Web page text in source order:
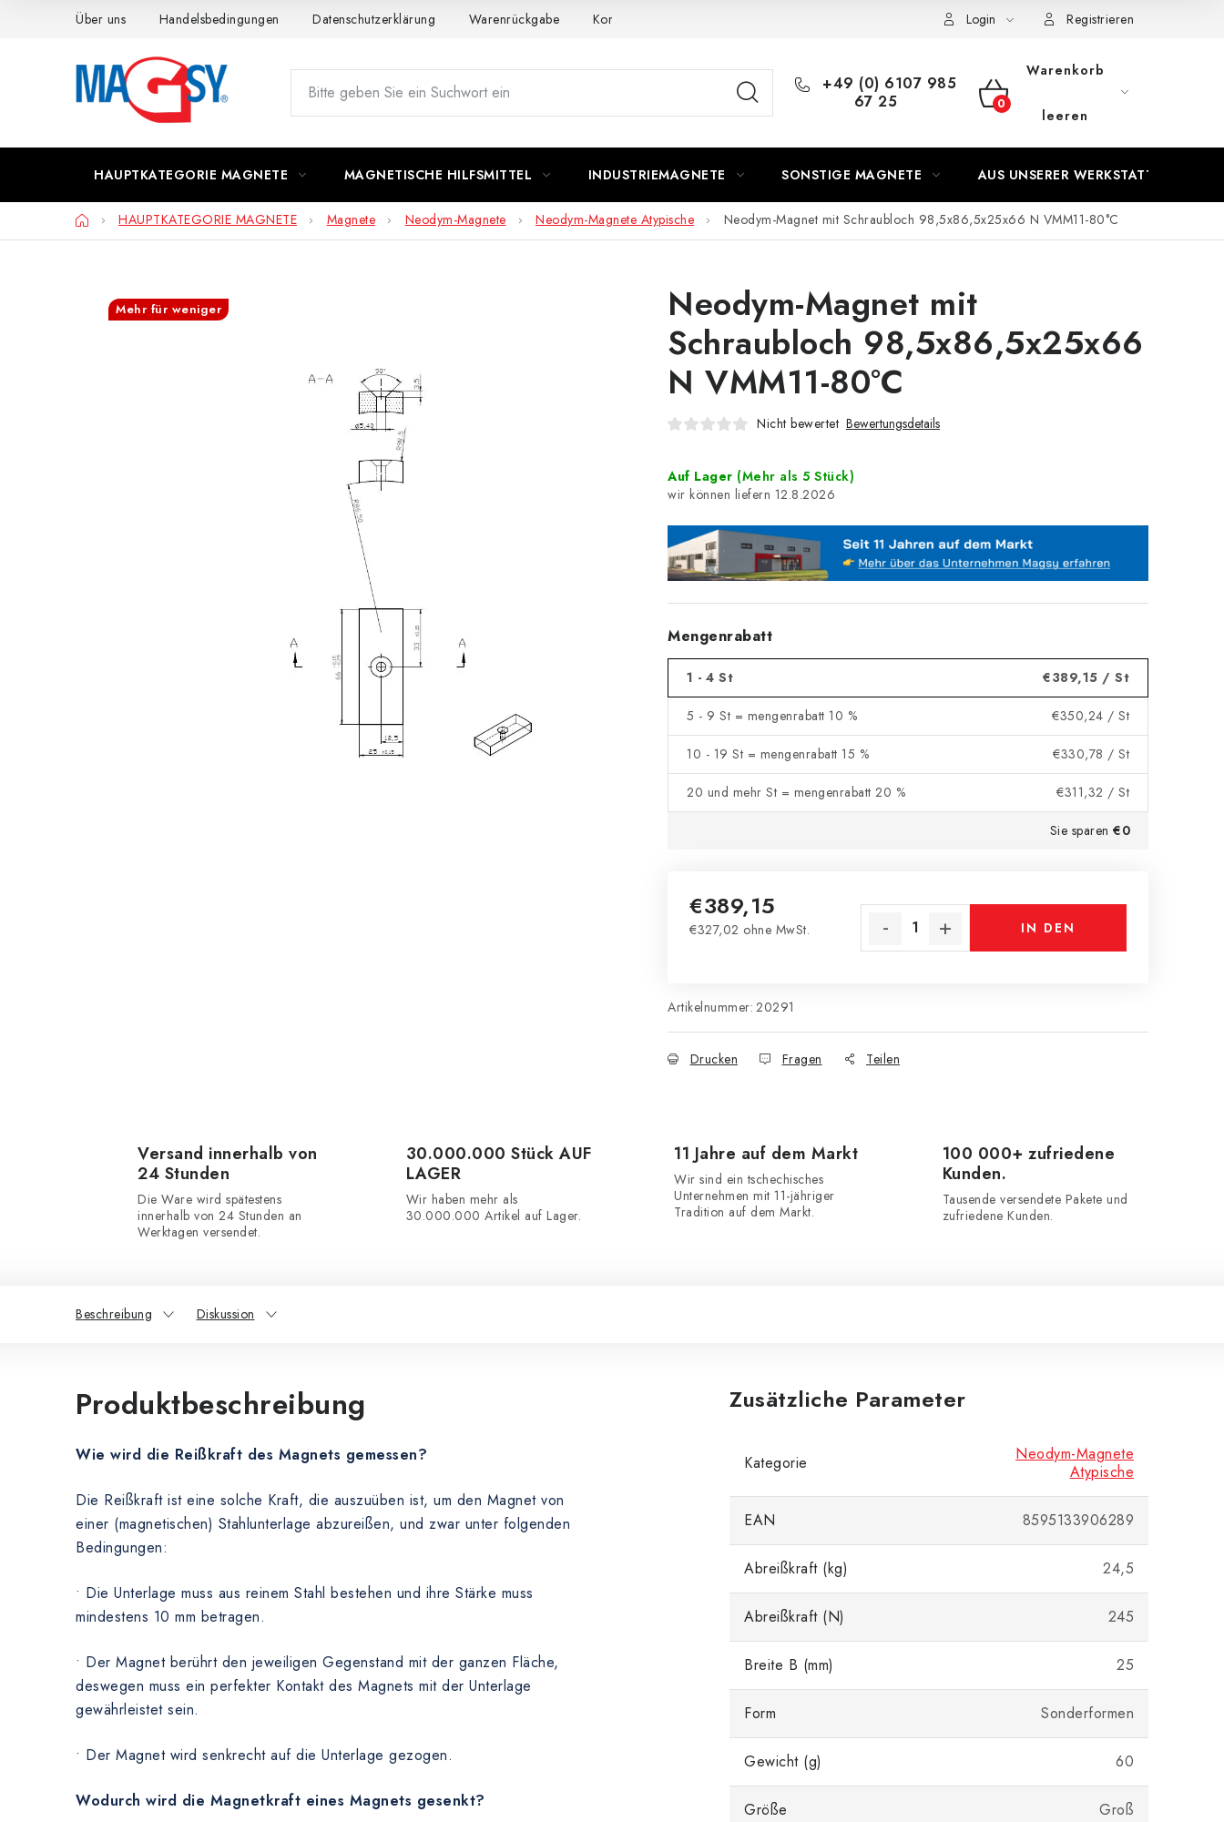
Über uns Handelsbedingungen Datenschutzerklärung Warenrückgabe Kontakte - Impressum Login Registrieren
+49 (0) 6107 985
67 25
WARENKORB
Warenkorb
leeren
HAUPTKATEGORIE MAGNETE MAGNETISCHE HILFSMITTEL INDUSTRIEMAGNETE SONSTIGE MAGNETE AUS UNSERER WERKSTATT
StartseiteHAUPTKATEGORIE MAGNETE Magnete Neodym-Magnete Neodym-Magnete Atypische Neodym-Magnet mit Schraubloch 98,5x86,5x25x66 N VMM11-80°C
Neodym-Magnet mit
Schraubloch 98,5x86,5x25x66
N VMM11-80°C
Nicht bewertet Bewertungsdetails
Auf Lager (Mehr als 5 Stück)
12.8.2026
Mengenrabatt
1 - 4 St €389,15 / St
5 - 9 St = mengenrabatt 10 % €350,24 / St
10 - 19 St = mengenrabatt 15 % €330,78 / St
20 und mehr St = mengenrabatt 20 % €311,32 / St
Sie sparen €0
€389,15
€327,02 ohne MwSt. IN DEN
Artikelnummer: 20291
Drucken Fragen Teilen
Mehr für weniger
Versand innerhalb von
24 Stunden
Die Ware wird spätestens
innerhalb von 24 Stunden an
Werktagen versendet.
30.000.000 Stück AUF
LAGER
Wir haben mehr als
30.000.000 Artikel auf Lager.
11 Jahre auf dem Markt
Wir sind ein tschechisches
Unternehmen mit 11-jähriger
Tradition auf dem Markt.
100 000+ zufriedene
Kunden.
Tausende versendete Pakete und
zufriedene Kunden.
Beschreibung Diskussion
Produktbeschreibung
Wie wird die Reißkraft des Magnets gemessen?
Die Reißkraft ist eine solche Kraft, die auszuüben ist, um den Magnet von
einer (magnetischen) Stahlunterlage abzureißen, und zwar unter folgenden
Bedingungen:
• Die Unterlage muss aus reinem Stahl bestehen und ihre Stärke muss
mindestens 10 mm betragen.
• Der Magnet berührt den jeweiligen Gegenstand mit der ganzen Fläche,
deswegen muss ein perfekter Kontakt des Magnets mit der Unterlage
gewährleistet sein.
• Der Magnet wird senkrecht auf die Unterlage gezogen.
Wodurch wird die Magnetkraft eines Magnets gesenkt?
Zusätzliche Parameter
Kategorie
Neodym-Magnete
Atypische
EAN 8595133906289
Abreißkraft (kg) 24,5
Abreißkraft (N) 245
Breite B (mm) 25
Form Sonderformen
Gewicht (g) 60
Größe Groß